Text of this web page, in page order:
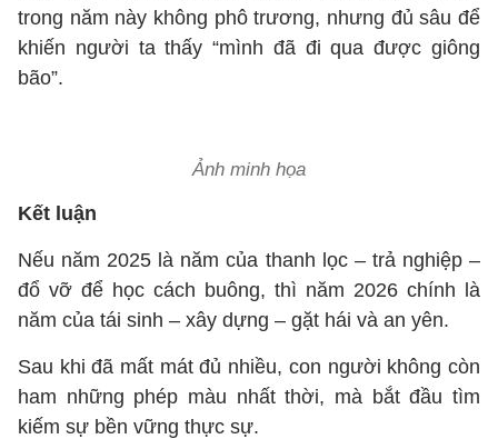
trong năm này không phô trương, nhưng đủ sâu để
khiến người ta thấy “mình đã đi qua được giông
bão”.
Ảnh minh họa
Kết luận
Nếu năm 2025 là năm của thanh lọc – trả nghiệp –
đổ vỡ để học cách buông, thì năm 2026 chính là
năm của tái sinh – xây dựng – gặt hái và an yên.
Sau khi đã mất mát đủ nhiều, con người không còn
ham những phép màu nhất thời, mà bắt đầu tìm
kiếm sự bền vững thực sự.